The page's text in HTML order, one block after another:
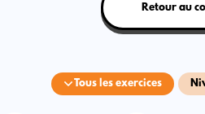
Tous les exercices
Retour au